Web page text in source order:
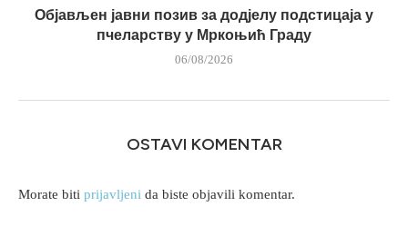
Објављен јавни позив за додјелу подстицаја у
пчеларству у Мркоњић Граду
06/08/2026
OSTAVI KOMENTAR
Morate biti prijavljeni da biste objavili komentar.